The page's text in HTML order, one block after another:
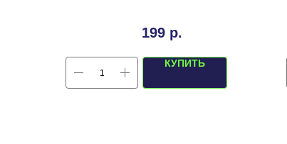
199 р.
КУПИТЬ